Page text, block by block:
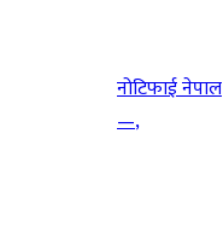
नोटिफाई नेपाल
—,